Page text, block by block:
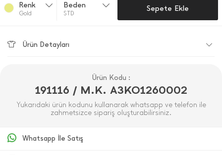
Renk
Gold
Beden
STD
Sepete Ekle
Ürün Detayları
Ürün Kodu :
191116 / M.K. A3KO1260002
Yukarıdaki ürün kodunu kullanarak whatsapp ve telefon ile
zahmetsizce sipariş oluşturabilirsiniz.
Whatsapp İle Satış